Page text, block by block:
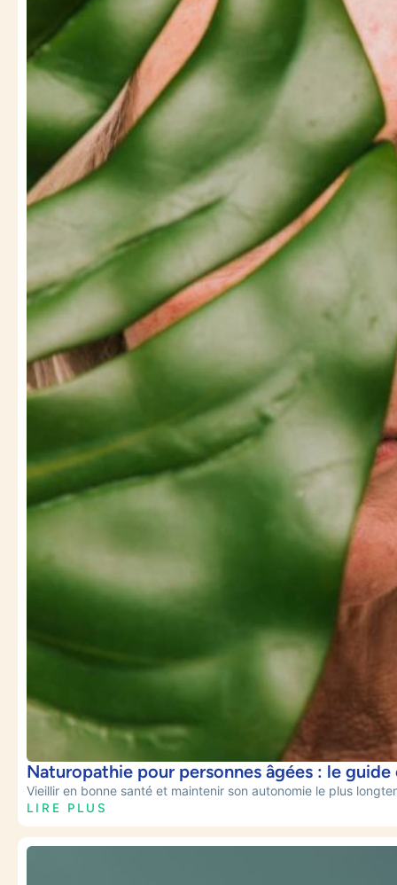
Naturopathie pour personnes âgées : le
Vieillir en bonne santé et maintenir son autonomie le plus
LIRE PLUS